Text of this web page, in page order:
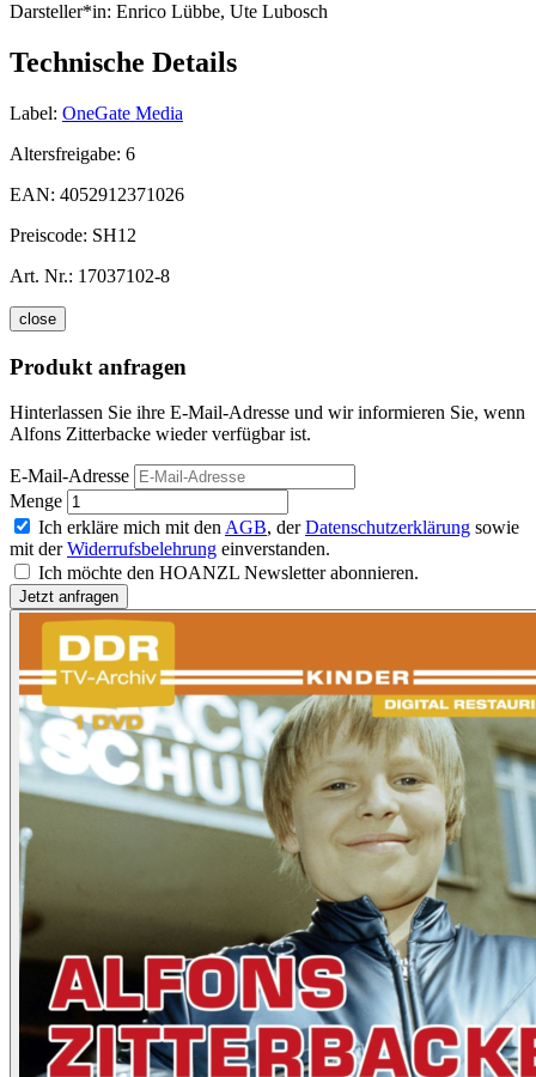
Darsteller*in: Enrico Lübbe, Ute Lubosch
Technische Details
Label: OneGate Media
Altersfreigabe: 6
EAN: 4052912371026
Preiscode: SH12
Art. Nr.: 17037102-8
close
Produkt anfragen
Hinterlassen Sie ihre E-Mail-Adresse und wir informieren Sie, wenn
Alfons Zitterbacke wieder verfügbar ist.
E-Mail-Adresse
Menge
Ich erkläre mich mit den AGB, derDatenschutzerklärung sowie
mit derWiderrufsbelehrung einverstanden.
Ich möchte den HOANZL Newsletter abonnieren.